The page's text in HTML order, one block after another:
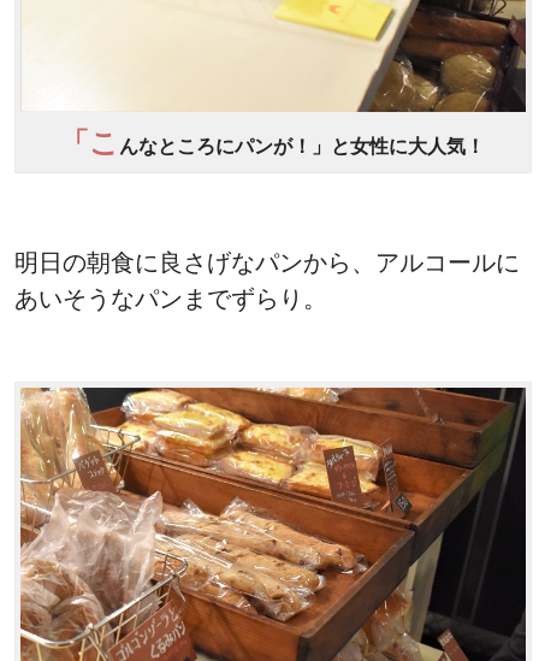
「こ んなところにパンが！」と女性に大人気！
明日の朝食に良さげなパンから、アルコールに
あいそうなパンまでずらり。